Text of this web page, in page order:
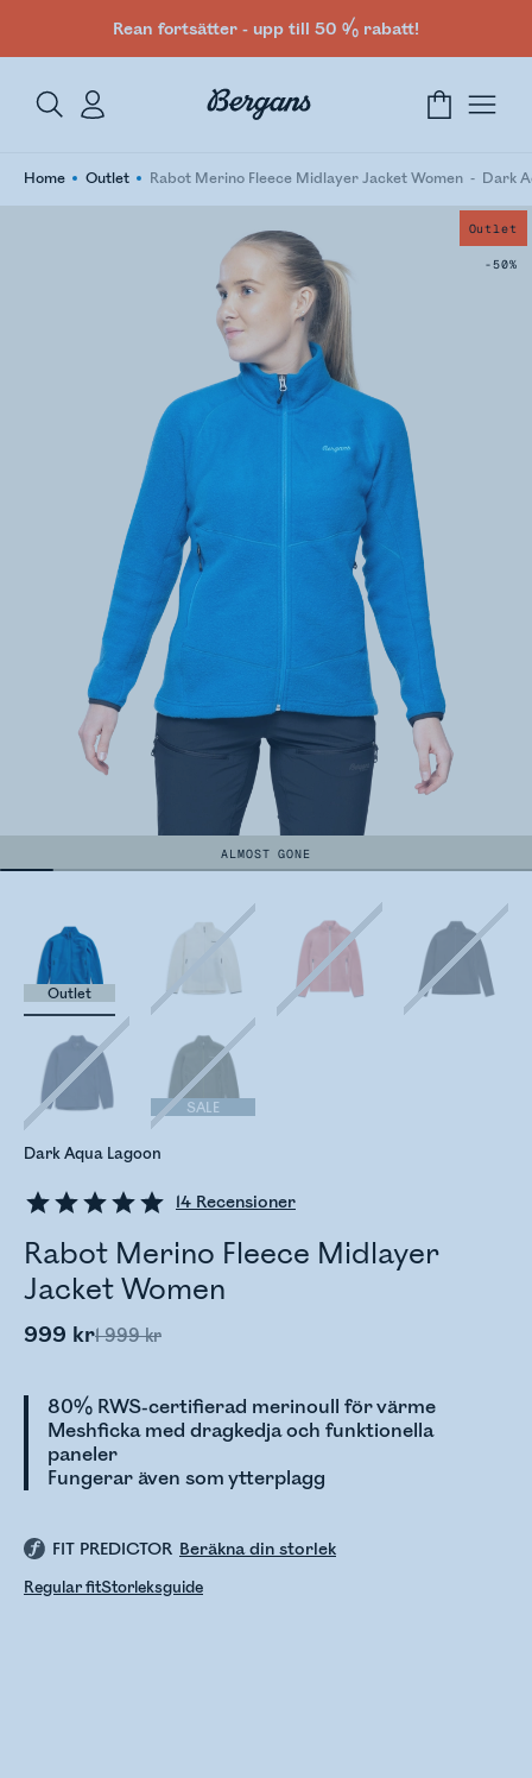
Rean fortsätter - upp till 50 % rabatt!
Home Outlet Rabot Merino Fleece Midlayer Jacket Women Dark
Outlet
-50%
ALMOST GONE
14 Recensioner
Rabot Merino Fleece Midlayer
Jacket Women
999 kr1 999 kr
80% RWS-certifierad merinoull för värme
Meshficka med dragkedja och funktionella
paneler
Fungerar även som ytterplagg
Dark Aqua Lagoon
Outlet
SALE
FIT PREDICTOR Beräkna din storlek
Regular fitStorleksguide